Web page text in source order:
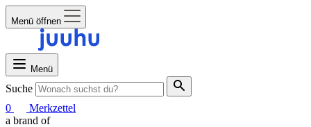
Menü öffnen
Menü
Suche
0
Merkzettel
a brand of